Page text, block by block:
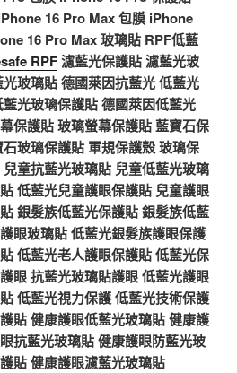
16 Pro Max 包膜 iPhone
16 Pro Max 玻璃貼 RPF低藍
RPF濾藍光保護貼濾藍光玻
玻璃貼德國萊因抗藍光低藍光
藍光玻璃保護貼德國萊因低藍光
保護貼玻璃螢幕保護貼藍寶石保
玻璃保護貼 軍規保護殼玻璃保
兒童抗藍光玻璃貼 兒童低藍光玻璃
低藍光兒童護眼保護貼 兒童護眼
銀髮族低藍光保護貼銀髮族低藍
眼玻璃貼低藍光銀髮族護眼保護
低藍光老人護眼保護貼低藍光保
眼抗藍光玻璃貼護眼低藍光護眼
低藍光視力保護低藍光技術保護
貼健康護眼低藍光玻璃貼健康護
抗藍光玻璃貼健康護眼防藍光玻
貼健康護眼濾藍光玻璃貼